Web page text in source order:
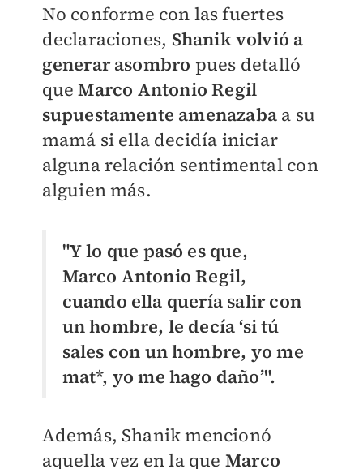
No conforme con las fuertes
declaraciones, Shanik volvió a
generar asombro pues detalló
queMarco Antonio Regil
supuestamente amenazaba a su
mamá si ella decidía iniciar
alguna relación sentimental con
alguien más.
"Y lo que pasó es que,
Marco Antonio Regil,
cuando ella quería salir con
un hombre, le decía ‘si tú
sales con un hombre, yo me
mat*, yo me hago daño’".
Además, Shanik mencionó
aquella vez en la que Marco